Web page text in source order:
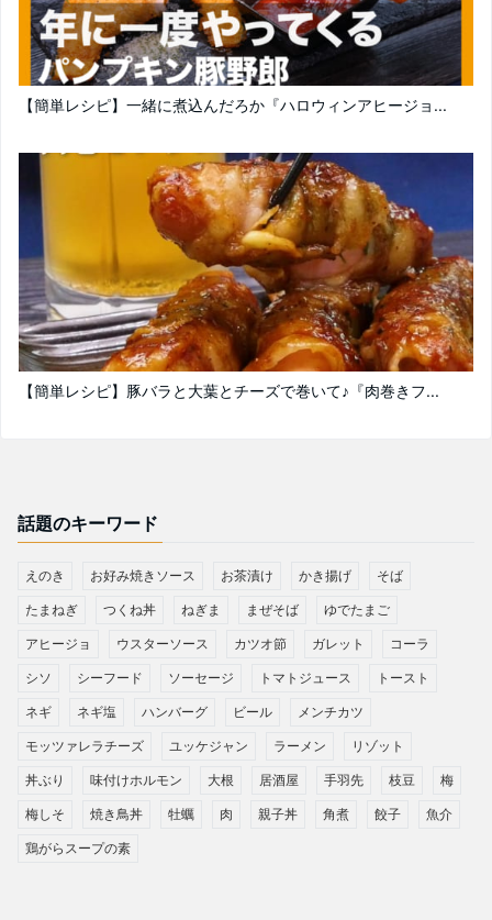
【簡単レシピ】一緒に煮込んだろか『ハロウィンアヒージョ...
【簡単レシピ】豚バラと大葉とチーズで巻いて♪『肉巻きフ...
話題のキーワード
えのき お好み焼きソース お茶漬け かき揚げ そば
たまねぎ つくね丼 ねぎま まぜそば ゆでたまご
アヒージョ ウスターソース カツオ節 ガレット コーラ
シソ シーフード ソーセージ トマトジュース トースト
ネギ ネギ塩 ハンバーグ ビール メンチカツ
モッツァレラチーズ ユッケジャン ラーメン リゾット
丼ぶり 味付けホルモン 大根 居酒屋 手羽先 枝豆 梅
梅しそ 焼き鳥丼 牡蠣 肉 親子丼 角煮 餃子 魚介
鶏がらスープの素